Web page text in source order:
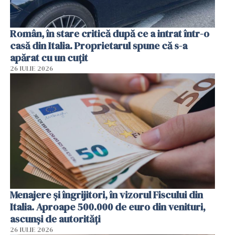
Român, în stare critică după ce a intrat într-o
casă din Italia. Proprietarul spune că s-a
apărat cu un cuțit
26 IULIE 2026
Menajere și îngrijitori, în vizorul Fiscului din
Italia. Aproape 500.000 de euro din venituri,
ascunși de autorități
26 IULIE 2026